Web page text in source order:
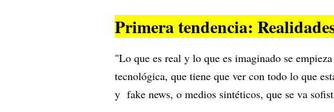
Primera tendencia:
"Lo que es real y lo que es imaginado se
tecnológica, que tiene que ver con todo lo que
y fake news, o medios sintéticos, que se va